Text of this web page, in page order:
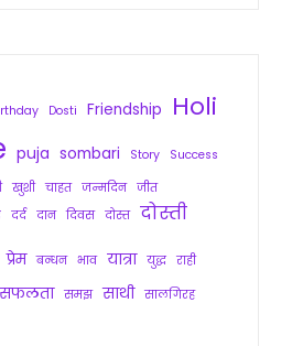
Dosti Friendship
Holi
puja sombari Story
Success
खुशी चाहत जन्मदिन जीत
दर्द दान दिवस दोस्त दोस्ती
प्रेम बन्धन भाव यात्रा युद्ध राही
सफलता समझ साथी सालगिरह